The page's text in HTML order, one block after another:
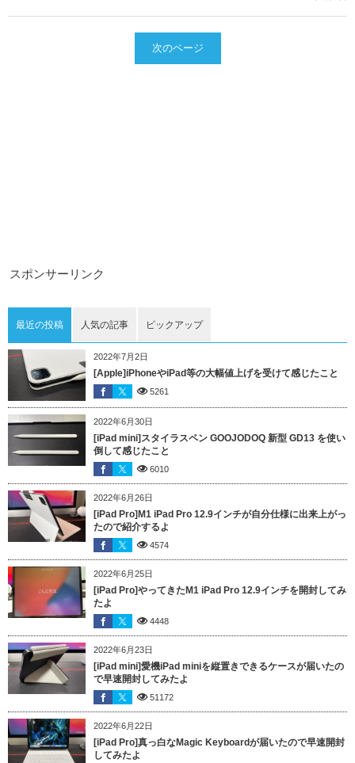
次のページ
スポンサーリンク
最近の投稿 人気の記事 ピックアップ
2022年7月2日
[Apple]iPhoneやiPad等の大幅値上げを受けて感じたこと
5261
2022年6月30日
[iPad mini]スタイラスペン GOOJODOQ 新型 GD13 を使い
倒して感じたこと
6010
2022年6月26日
[iPad Pro]M1 iPad Pro 12.9インチが自分仕様に出来上がっ
たので紹介するよ
4574
2022年6月25日
[iPad Pro]やってきたM1 iPad Pro 12.9インチを開封してみ
たよ
4448
2022年6月23日
[iPad mini]愛機iPad miniを縦置きできるケースが届いたの
で早速開封してみたよ
51172
2022年6月22日
[iPad Pro]真っ白なMagic Keyboardが届いたので早速開封
してみたよ